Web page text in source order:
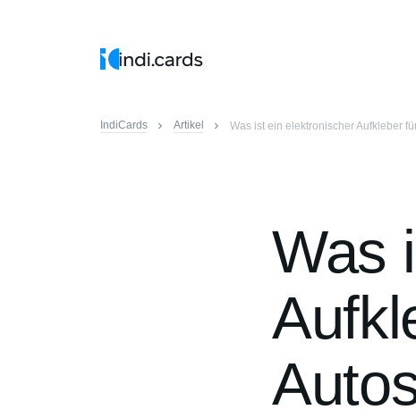
IndiCards Artikel Was ist ein elektronischer Aufkleber
Was